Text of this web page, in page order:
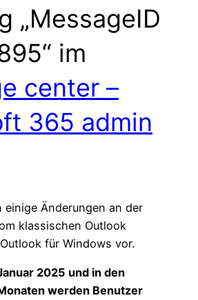
„MessageID
im
center –
365 admin
einige Änderungen an der
klassischen Outlook
für Windows vor.
2025 und in den
werden Benutzer